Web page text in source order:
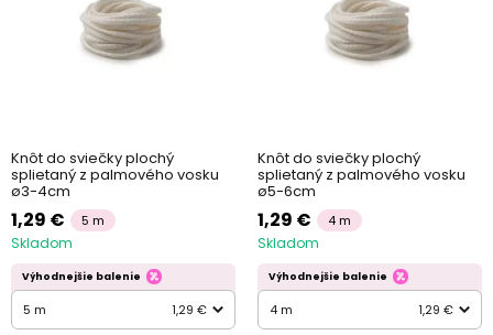
Knôt do sviečky plochý
splietaný z palmového vosku
ø3-4cm
1,29 € 5 m
Skladom
Výhodnejšie balenie
5 m 1,29 €
Knôt do sviečky plochý
splietaný z palmového vosku
ø5-6cm
1,29 € 4 m
Skladom
Výhodnejšie balenie
4 m 1,29 €